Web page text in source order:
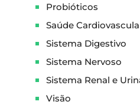
Probióticos
Saúde
Sistema Digestivo
Sistema Nervoso
Sistema Renal e
Visão